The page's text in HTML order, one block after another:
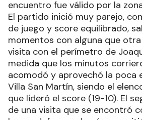
encuentro fue válido por la
El partido inició muy parejo,
de juego y score equilibrado,
momentos con alguna que
visita con el perímetro de
medida que los minutos
acomodó y aprovechó la poca
Villa San Martín, siendo el
que lideró el score (19-10). El
de una visita que se encontró